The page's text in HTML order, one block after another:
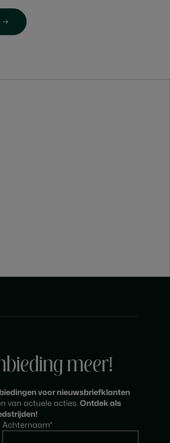
meer!
voor nieuwsbriefklanten
van actuele acties. Ontdek als
Achternaam*